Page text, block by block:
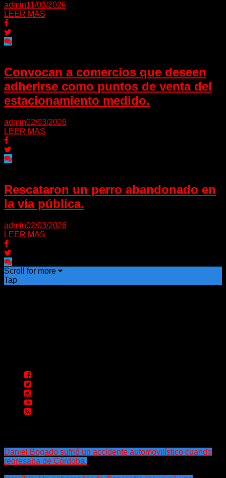
admin11/03/2026
LEER MAS
Convocan a comercios que deseen
adherirse como puntos de venta del
estacionamiento medido.
admin02/03/2026
LEER MAS
Rescataron un perro abandonado en
la vía pública.
admin02/03/2026
LEER MAS
Scroll for more
Tap
Daniel Bogado sufrió un accidente automovilístico cuando
regresaba de Córdoba.